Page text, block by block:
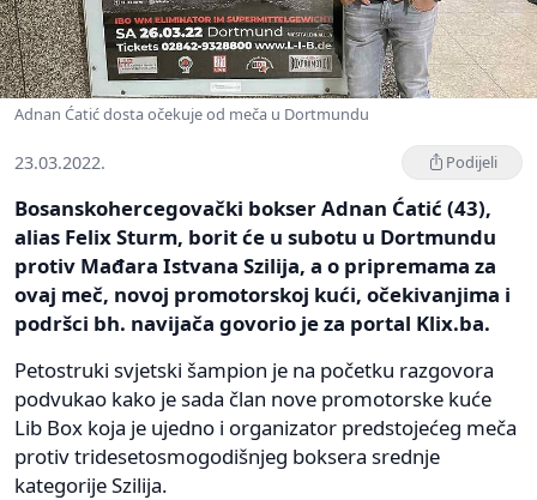
Adnan Ćatić dosta očekuje od meča u Dortmundu
23.03.2022. Podijeli
Bosanskohercegovački bokser Adnan Ćatić (43),
alias Felix Sturm, borit će u subotu u Dortmundu
protiv Mađara Istvana Szilija, a o pripremama za
ovaj meč, novoj promotorskoj kući, očekivanjima i
podršci bh. navijača govorio je za portal Klix.ba.
Petostruki svjetski šampion je na početku razgovora
podvukao kako je sada član nove promotorske kuće
Lib Box koja je ujedno i organizator predstojećeg meča
protiv tridesetosmogodišnjeg boksera srednje
kategorije Szilija.